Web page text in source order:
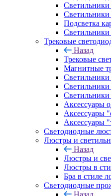
Светильники
Подсветка
Трековые
Назад
Трековые
Магнитные
Аксессуары
Аксессуары
Аксессуары
Светодиодные
Люстры и
Назад
Люстры и
Люстры в
Бра в стиле
Светодиодные
Назад